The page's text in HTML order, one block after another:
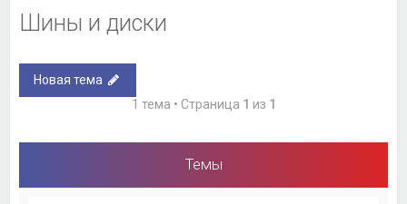
Шины и диски
Новая тема
1 тема • Страница 1 из 1
Темы